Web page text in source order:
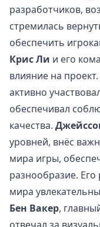
разработчиков,
стремилась
обеспечить
Крис Ли и его
влияние на
активно
обеспечивал
качества.
уровней, внёс
мира игры,
разнообразие. Его
мира
Бен Вакер,